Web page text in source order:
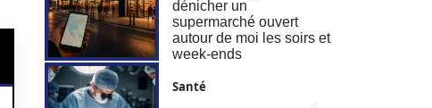
dénicher un
supermarché ouvert
autour de moi les soirs et
week-ends
Santé